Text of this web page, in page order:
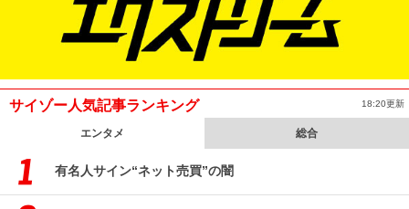
サイゾー人気記事ランキング 18:20更新
エンタメ 総合
有名人サイン“ネット売買”の闇